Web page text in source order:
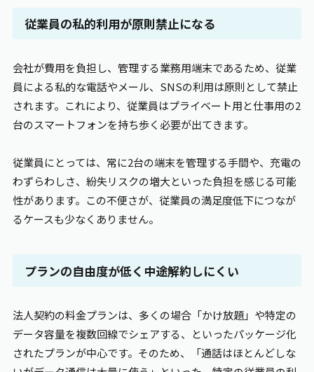
従業員の私的利用が原則禁止になる
会社が費用を負担し、管理する業務用端末であるため、従業
員による私的な電話やメール、SNSの利用は原則として禁止
されます。これにより、従業員はプライベート用と仕事用の2
台のスマートフォンを持ち歩く必要が出てきます。
従業員にとっては、常に2台の端末を管理する手間や、充電の
わずらわしさ、紛失リスクの増大といった負担を感じる可能
性があります。この不便さが、従業員の満足度低下につなが
るケースも少なくありません。
プランの自由度が低く中途解約しにくい
法人契約の料金プランは、多くの場合「かけ放題」や特定の
データ容量を複数回線でシェアする、といったパッケージ化
されたプランが中心です。そのため、「通話はほとんどしな